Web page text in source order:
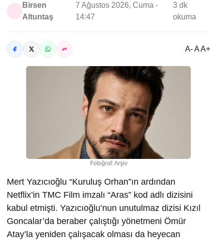
Birsen
Altuntaş
7 Ağustos 2026, Cuma -
14:47
3 dk
okuma
A- A A+
Fotoğraf: Arşiv
Mert Yazıcıoğlu “Kuruluş Orhan”ın ardından
Netflix’in TMC Film imzalı “Aras” kod adlı dizisini
kabul etmişti. Yazıcıoğlu’nun unutulmaz dizisi Kızıl
Goncalar’da beraber çalıştığı yönetmeni Ömür
Atay’la yeniden çalışacak olması da heyecan